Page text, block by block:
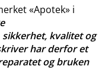
«Apotek» i
sikkerhet, kvalitet og
har derfor et
og bruken